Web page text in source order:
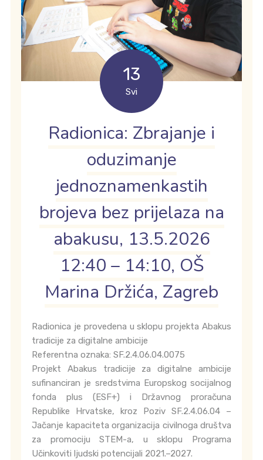
13
Svi
Radionica: Zbrajanje i
oduzimanje
jednoznamenkastih
brojeva bez prijelaza na
abakusu, 13.5.2026
12:40 – 14:10, OŠ
Marina Držića, Zagreb
Radionica je provedena u sklopu projekta Abakus
tradicije za digitalne ambicije
Referentna oznaka: SF.2.4.06.04.0075
Projekt Abakus tradicije za digitalne ambicije
sufinanciran je sredstvima Europskog socijalnog
fonda plus (ESF+) i Državnog proračuna
Republike Hrvatske, kroz Poziv SF.2.4.06.04 –
Jačanje kapaciteta organizacija civilnoga društva
za promociju STEM-a, u sklopu Programa
Učinkoviti ljudski potencijali 2021.–2027.